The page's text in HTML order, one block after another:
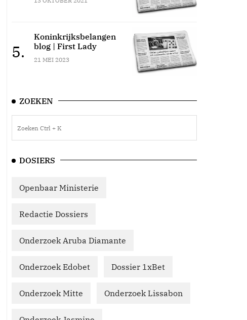
5.
Koninkrijksbelangen
blog | First Lady
21 MEI 2023
ZOEKEN
DOSIERS
Openbaar Ministerie
Redactie Dossiers
Onderzoek Aruba Diamante
Onderzoek Edobet Dossier 1xBet
Onderzoek Mitte Onderzoek Lissabon